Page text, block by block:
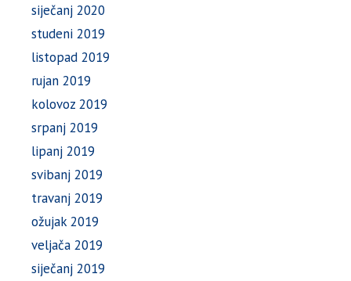
siječanj 2020
studeni 2019
listopad 2019
rujan 2019
kolovoz 2019
srpanj 2019
lipanj 2019
svibanj 2019
travanj 2019
ožujak 2019
veljača 2019
siječanj 2019